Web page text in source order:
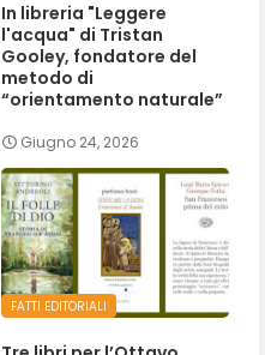
In libreria "Leggere
l'acqua" di Tristan
Gooley, fondatore del
metodo di
“orientamento naturale”
Giugno 24, 2026
FATTI EDITORIALI